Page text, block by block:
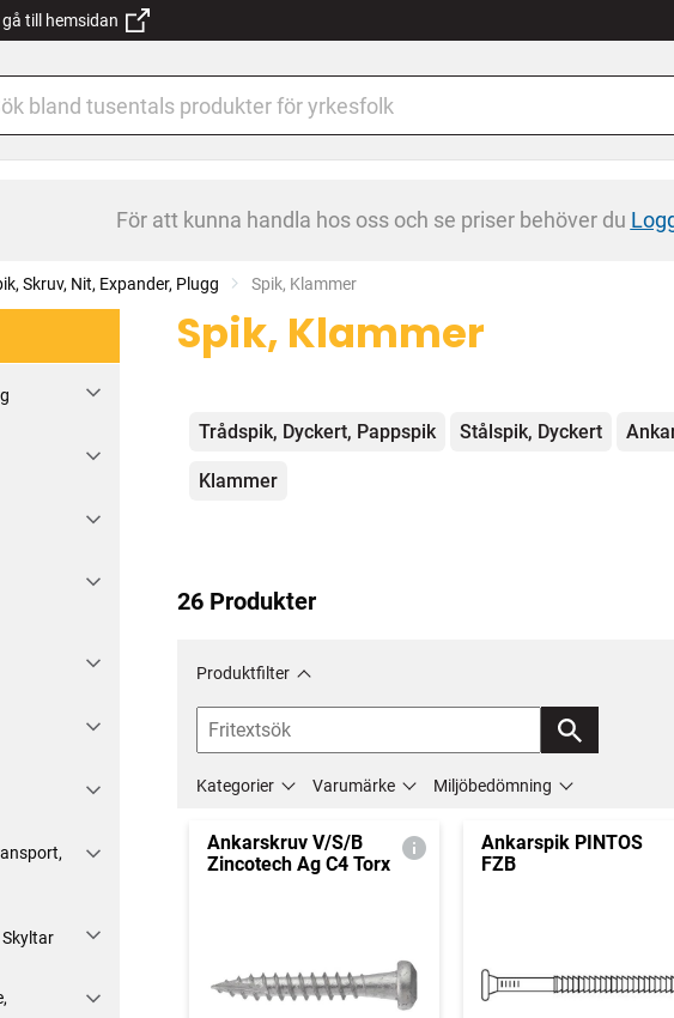
gå till hemsidan
För att kunna handla hos oss och se priser behöver du
Skruv, Nit, Expander, Plugg Current:
Spik, Klammer
Skyltar
Spik, Klammer
Kategorier
Trådspik, Dyckert, Pappspik Stålspik, Dyckert
Klammer
26 Produkter
Produktfilter
Kategorier Varumärke Miljöbedömning
Ankarskruv V/S/B
Zincotech Ag C4 Torx
Ankarspik PINTOS
FZB